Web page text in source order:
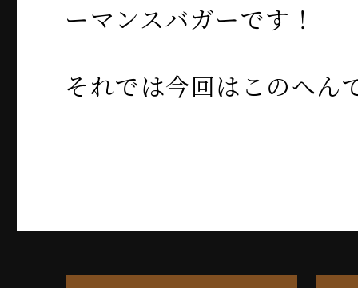
ーマンスバガーです！
それでは今回はこのへん